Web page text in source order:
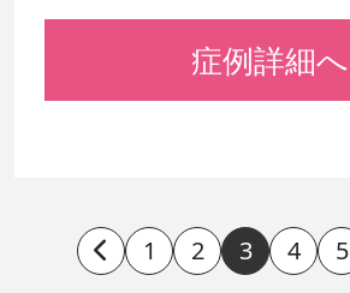
症例詳細へ
1 2 3 4 5